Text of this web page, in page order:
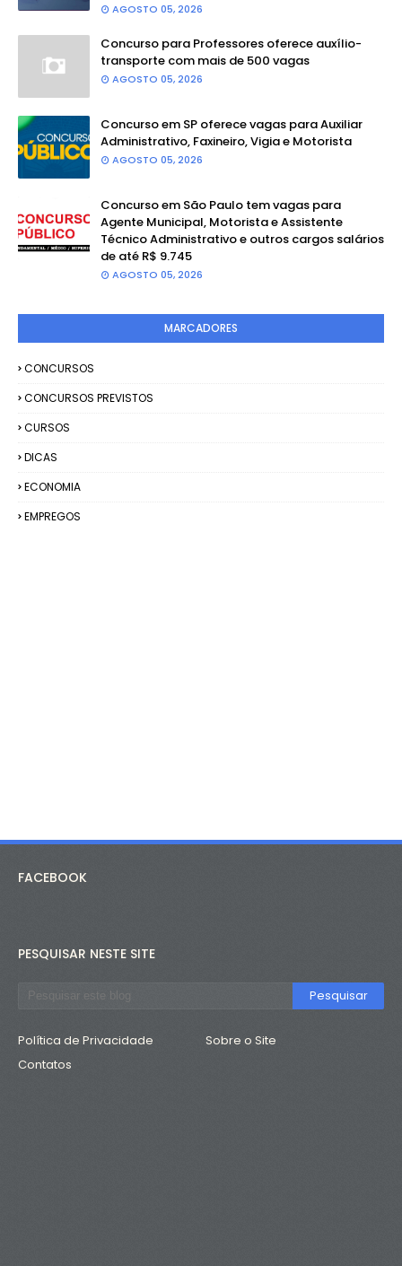
AGOSTO 05, 2026
Concurso para Professores oferece auxílio-
transporte com mais de 500 vagas
AGOSTO 05, 2026
Concurso em SP oferece vagas para Auxiliar
Administrativo, Faxineiro, Vigia e Motorista
AGOSTO 05, 2026
Concurso em São Paulo tem vagas para
Agente Municipal, Motorista e Assistente
Técnico Administrativo e outros cargos salários
de até R$ 9.745
AGOSTO 05, 2026
MARCADORES
CONCURSOS
CONCURSOS PREVISTOS
CURSOS
DICAS
ECONOMIA
EMPREGOS
FACEBOOK
PESQUISAR NESTE SITE
Política de Privacidade
Sobre o Site
Contatos